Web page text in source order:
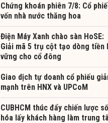
Chứng khoán phiên 7/8: Cổ
vốn nhà nước thăng hoa
Điện Máy Xanh chào sàn HoSE:
Giải mã 5 trụ cột tạo dòng tiền
vững cho cổ đông
Giao dịch tự doanh cổ phiếu
mạnh trên HNX và UPCoM
CUBHCM thúc đẩy chiến lược số
hóa lấy khách hàng làm trung